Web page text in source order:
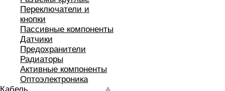
Переключатели и
кнопки
Пассивные компоненты
Датчики
Предохранители
Радиаторы
Активные компоненты
Оптоэлектроника